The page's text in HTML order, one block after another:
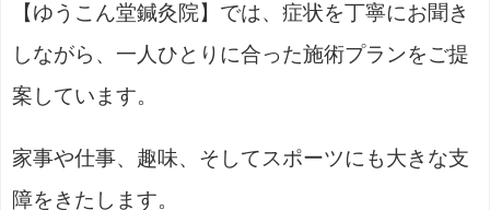
【ゆうこん堂鍼灸院】では、症状を丁寧にお聞き
しながら、一人ひとりに合った施術プランをご提
案しています。
家事や仕事、趣味、そしてスポーツにも大きな支
障をきたします。